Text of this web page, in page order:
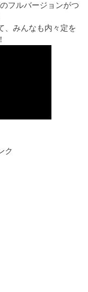
フルバージョンがつ
、みんなも内々定を
ク